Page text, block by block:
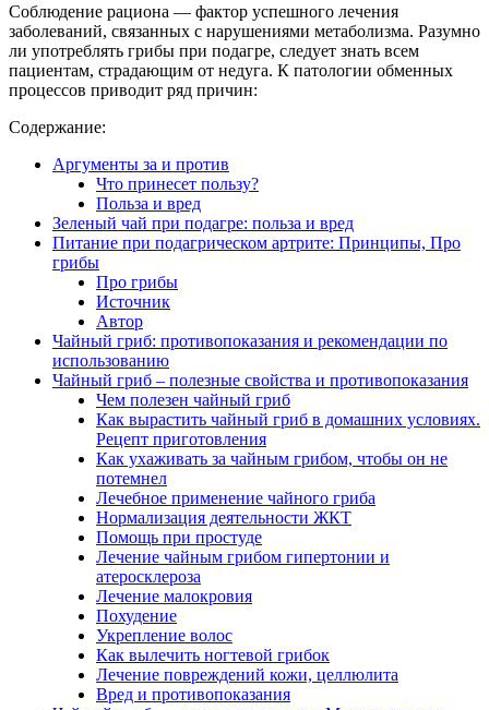
Соблюдение рациона — фактор успешного лечения
заболеваний, связанных с нарушениями метаболизма. Разумно
ли употреблять грибы при подагре, следует знать всем
пациентам, страдающим от недуга. К патологии обменных
процессов приводит ряд причин:
Содержание:
Аргументы за и против
Что принесет пользу?
Польза и вред
Зеленый чай при подагре: польза и вред
Питание при подагрическом артрите: Принципы, Про
грибы
Про грибы
Источник
Автор
Чайный гриб: противопоказания и рекомендации по
использованию
Чайный гриб – полезные свойства и противопоказания
Чем полезен чайный гриб
Как вырастить чайный гриб в домашних условиях.
Рецепт приготовления
Как ухаживать за чайным грибом, чтобы он не
потемнел
Лечебное применение чайного гриба
Нормализация деятельности ЖКТ
Помощь при простуде
Лечение чайным грибом гипертонии и
атеросклероза
Лечение малокровия
Похудение
Укрепление волос
Как вылечить ногтевой грибок
Лечение повреждений кожи, целлюлита
Вред и противопоказания